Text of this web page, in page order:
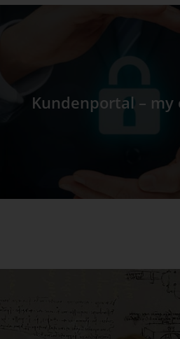
Kundenportal –